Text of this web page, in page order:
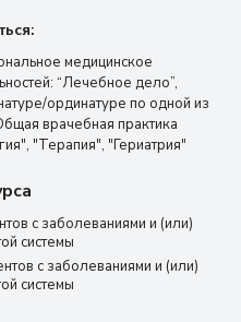
медицинское
“Лечебное дело”,
ординатуре по одной из
врачебная практика
"Терапия", "Гериатрия"
с заболеваниями и (или)
системы
с заболеваниями и (или)
системы